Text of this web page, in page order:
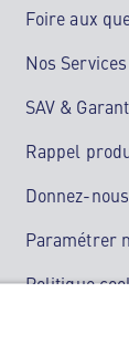
Foire aux
Nos Services
SAV &
Rappel
Donnez-
Paramétrer
Politique